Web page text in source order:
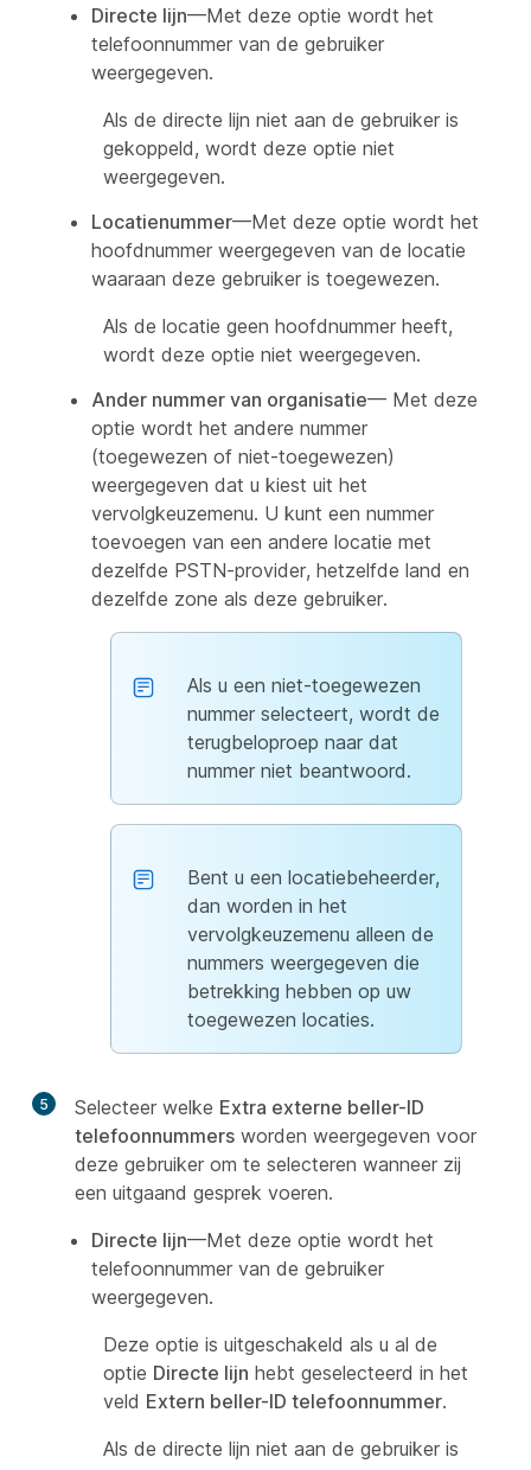
Directe lijn—Met deze optie wordt het
telefoonnummer van de gebruiker
weergegeven.
Als de directe lijn niet aan de gebruiker is
gekoppeld, wordt deze optie niet
weergegeven.
Locatienummer—Met deze optie wordt het
hoofdnummer weergegeven van de locatie
waaraan deze gebruiker is toegewezen.
Als de locatie geen hoofdnummer heeft,
wordt deze optie niet weergegeven.
Ander nummer van organisatie— Met deze
optie wordt het andere nummer
(toegewezen of niet-toegewezen)
weergegeven dat u kiest uit het
vervolgkeuzemenu. U kunt een nummer
toevoegen van een andere locatie met
dezelfde PSTN-provider, hetzelfde land en
dezelfde zone als deze gebruiker.
Als u een niet-toegewezen
nummer selecteert, wordt de
terugbeloproep naar dat
nummer niet beantwoord.
Bent u een locatiebeheerder,
dan worden in het
vervolgkeuzemenu alleen de
nummers weergegeven die
betrekking hebben op uw
toegewezen locaties.
5 Selecteer welke Extra externe beller-ID
telefoonnummers worden weergegeven voor
deze gebruiker om te selecteren wanneer zij
een uitgaand gesprek voeren.
Directe lijn—Met deze optie wordt het
telefoonnummer van de gebruiker
weergegeven.
Deze optie is uitgeschakeld als u al de
optie Directe lijn hebt geselecteerd in het
veld Extern beller-ID telefoonnummer.
Als de directe lijn niet aan de gebruiker is